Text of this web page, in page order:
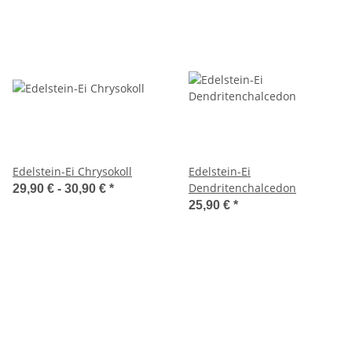
Edelstein-Ei Chrysokoll
29,90 € - 30,90 € *
Edelstein-Ei
Dendritenchalcedon
25,90 € *